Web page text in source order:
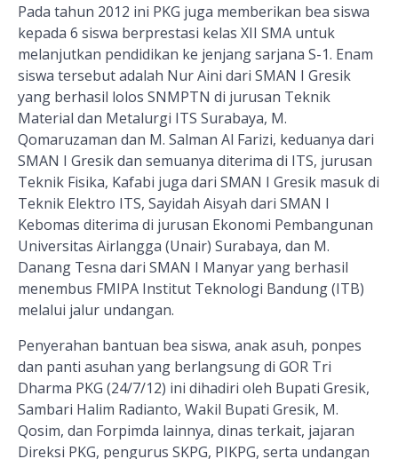
Pada tahun 2012 ini PKG juga memberikan bea siswa
kepada 6 siswa berprestasi kelas XII SMA untuk
melanjutkan pendidikan ke jenjang sarjana S-1. Enam
siswa tersebut adalah Nur Aini dari SMAN I Gresik
yang berhasil lolos SNMPTN di jurusan Teknik
Material dan Metalurgi ITS Surabaya, M.
Qomaruzaman dan M. Salman Al Farizi, keduanya dari
SMAN I Gresik dan semuanya diterima di ITS, jurusan
Teknik Fisika, Kafabi juga dari SMAN I Gresik masuk di
Teknik Elektro ITS, Sayidah Aisyah dari SMAN I
Kebomas diterima di jurusan Ekonomi Pembangunan
Universitas Airlangga (Unair) Surabaya, dan M.
Danang Tesna dari SMAN I Manyar yang berhasil
menembus FMIPA Institut Teknologi Bandung (ITB)
melalui jalur undangan.
Penyerahan bantuan bea siswa, anak asuh, ponpes
dan panti asuhan yang berlangsung di GOR Tri
Dharma PKG (24/7/12) ini dihadiri oleh Bupati Gresik,
Sambari Halim Radianto, Wakil Bupati Gresik, M.
Qosim, dan Forpimda lainnya, dinas terkait, jajaran
Direksi PKG, pengurus SKPG, PIKPG, serta undangan